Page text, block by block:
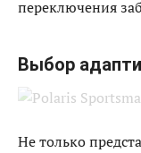
переключения
Выбор
Не только